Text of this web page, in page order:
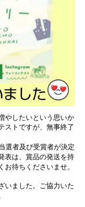
やしたいという思いか
ストですが、無事終了
選者及び受賞者が決定
表は、賞品の発送を持
待ちくださいませ。
いました。ご協力いた